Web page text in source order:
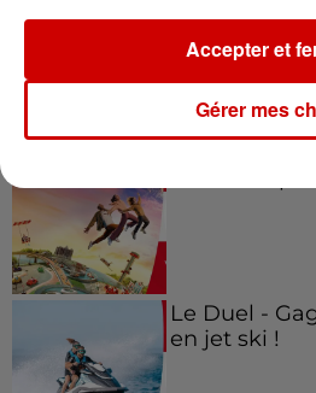
Musée du
Mans !
Le Duel -
en jet ski !
Gérer mes
Accepter et